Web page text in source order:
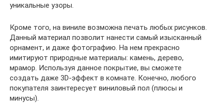
уникальные узоры.
Кроме того, на виниле возможна печать любых рисунков.
Данный материал позволит нанести самый изысканный
орнамент, и даже фотографию. На нем прекрасно
имитируют природные материалы: камень, дерево,
мрамор. Используя данное покрытие, вы сможете
создать даже 3D-эффект в комнате. Конечно, любого
покупателя заинтересует виниловый пол (плюсы и
минусы).